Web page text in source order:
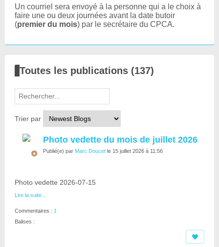
Un courriel sera envoyé à la personne qui a le choix à
faire une ou deux journées avant la date butoir
(premier du mois) par le secrétaire du CPCA.
Toutes les publications (137)
Trier par
Photo vedette du mois de juillet 2026
Publié(e) par Marc Doucet le 15 juillet 2026 à 11:56
Photo vedette 2026-07-15
Lire la suite...
Commentaires : 1
Balises :